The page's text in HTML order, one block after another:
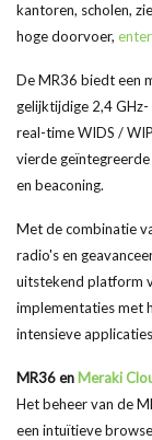
kantoren, scholen,
hoge doorvoer,
De MR36 biedt een
gelijktijdige 2,4
real-timeWIDS /
vierde
en beaconing.
Met de combinatie
radio's en
uitstekend platform
implementaties met
intensieve
MR36 en Meraki
Het beheer van de
een intuïtieve